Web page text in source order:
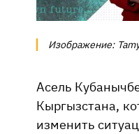
Изображение:
Асель
Кыргызстана,
изменить